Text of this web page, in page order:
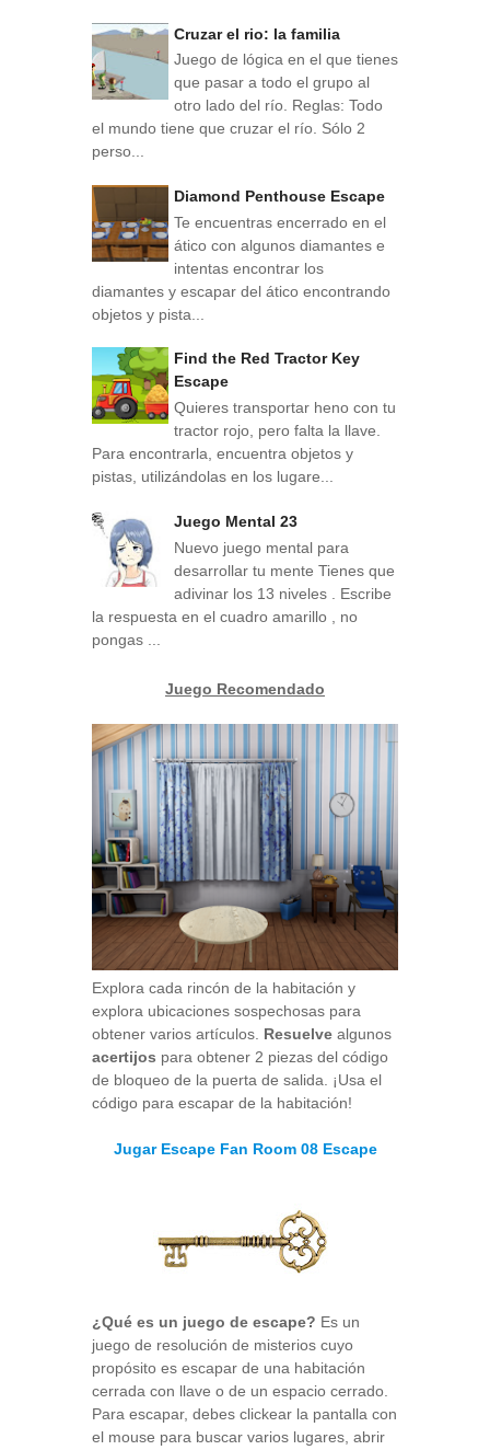
Cruzar el rio: la familia
Juego de lógica en el que tienes
que pasar a todo el grupo al
otro lado del río. Reglas: Todo
el mundo tiene que cruzar el río. Sólo 2
perso...
Diamond Penthouse Escape
Te encuentras encerrado en el
ático con algunos diamantes e
intentas encontrar los
diamantes y escapar del ático encontrando
objetos y pista...
Find the Red Tractor Key
Escape
Quieres transportar heno con tu
tractor rojo, pero falta la llave.
Para encontrarla, encuentra objetos y
pistas, utilizándolas en los lugare...
Juego Mental 23
Nuevo juego mental para
desarrollar tu mente Tienes que
adivinar los 13 niveles . Escribe
la respuesta en el cuadro amarillo , no
pongas ...
Juego Recomendado
Explora cada rincón de la habitación y
explora ubicaciones sospechosas para
obtener varios artículos. Resuelve algunos
acertijos para obtener 2 piezas del código
de bloqueo de la puerta de salida. ¡Usa el
código para escapar de la habitación!
Jugar Escape Fan Room 08 Escape
¿Qué es un juego de escape? Es un
juego de resolución de misterios cuyo
propósito es escapar de una habitación
cerrada con llave o de un espacio cerrado.
Para escapar, debes clickear la pantalla con
el mouse para buscar varios lugares, abrir